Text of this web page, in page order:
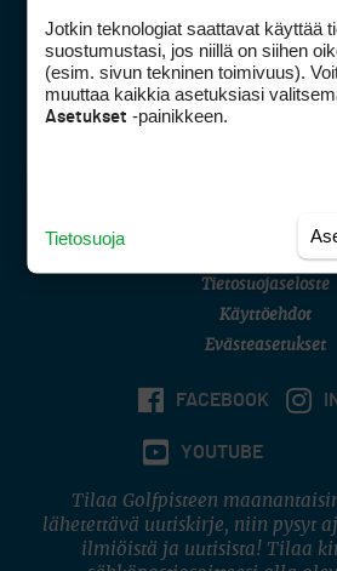
Golfpisteen
DSA
Asiakaspalvelu
(digi)
Tietosuojaseloste
Käyttöehdot
Evästeasetukset
FACEBOOK
YOUTUBE
Tilaa Golfpisteen
lähetettävä uutiskirje, niin pysyt
ilmiöistä ja uutisista! Tilaa
Jotkin teknologiat saattavat käyttää
suostumustasi, jos niillä on siihen
(esim. sivun tekninen toimivuus).
muuttaa kaikkia asetuksiasi
Asetukset -painikkeen.
Tietosuoja